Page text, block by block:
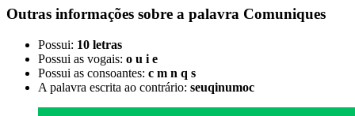
Outras informações sobre a palavra Comuniques
Possui: 10 letras
Possui as vogais: o u i e
Possui as consoantes: c m n q s
A palavra escrita ao contrário: seuqinumoc